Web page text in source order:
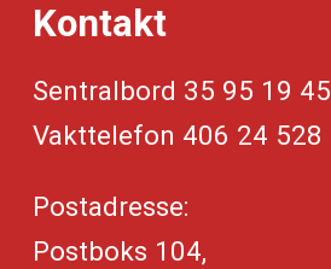
Kontakt
Sentralbord 35 95 19 45
Vakttelefon 406 24 528
Postadresse:
Postboks 104,